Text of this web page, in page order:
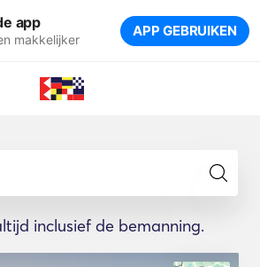
app
makkelijker APP GEBRUIKEN
inclusief de bemanning.